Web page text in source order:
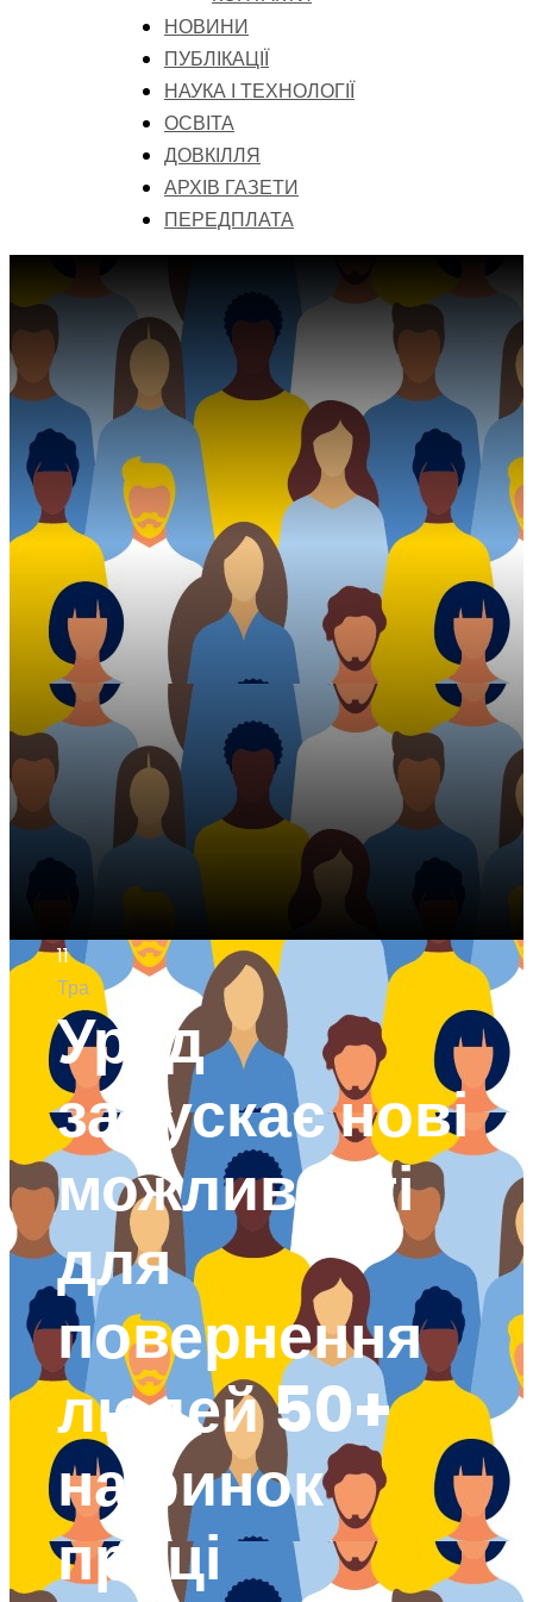
НОВИНИ
ПУБЛІКАЦІЇ
НАУКА І ТЕХНОЛОГІЇ
ОСВІТА
ДОВКІЛЛЯ
АРХІВ ГАЗЕТИ
ПЕРЕДПЛАТА
11
Тра
Уряд
запускає нові
можливості
для
повернення
людей 50+
на ринок
праці